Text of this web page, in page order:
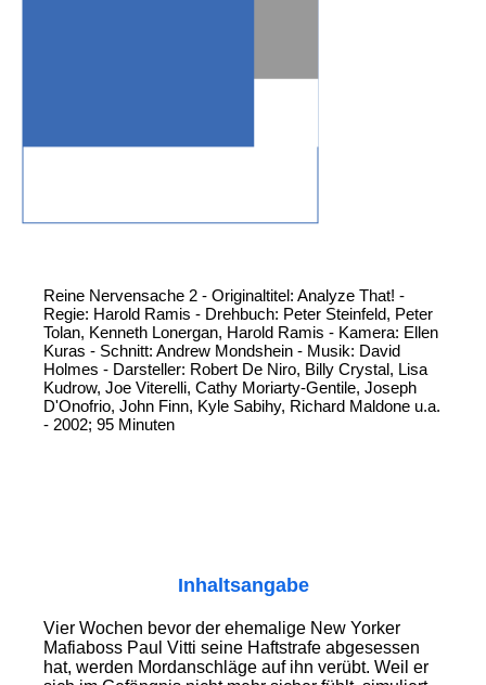
Reine Nervensache 2 - Originaltitel: Analyze That! -
Regie: Harold Ramis - Drehbuch: Peter Steinfeld, Peter
Tolan, Kenneth Lonergan, Harold Ramis - Kamera: Ellen
Kuras - Schnitt: Andrew Mondshein - Musik: David
Holmes - Darsteller: Robert De Niro, Billy Crystal, Lisa
Kudrow, Joe Viterelli, Cathy Moriarty-Gentile, Joseph
D'Onofrio, John Finn, Kyle Sabihy, Richard Maldone u.a.
- 2002; 95 Minuten
Inhaltsangabe
Vier Wochen bevor der ehemalige New Yorker
Mafiaboss Paul Vitti seine Haftstrafe abgesessen
hat, werden Mordanschläge auf ihn verübt. Weil er